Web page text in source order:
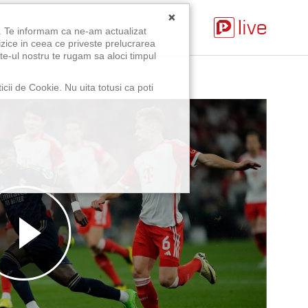
×
informam ca ne-am actualizat
in ceea ce priveste prelucrarea
ul nostru te rugam sa aloci timpul
de Cookie. Nu uita totusi ca poti